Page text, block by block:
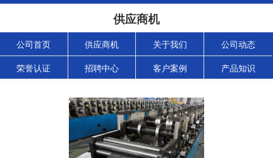
供应商机
公司首页 供应商机 关于我们 公司动态
荣誉认证 招聘中心 客户案例 产品知识